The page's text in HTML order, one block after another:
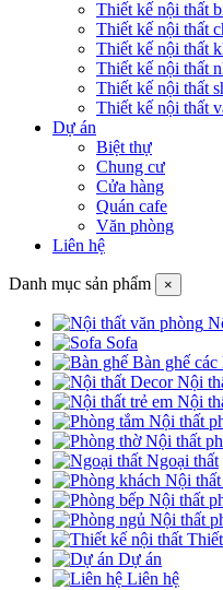
Thiết kế nội thất
Thiết kế nội thất
Thiết kế nội thất
Thiết kế nội thất
Thiết kế nội thất
Thiết kế nội thất
Dự án
Biệt thự
Chung cư
Cửa hàng
Quán cafe
Văn phòng
Liên hệ
Danh mục sản phẩm ×
Sofa
Bàn ghế các
Nội
Nội
Nội thất
Nội thất
Ngoại thất
Nội
Nội thất
Nội thất
Dự án
Liên hệ